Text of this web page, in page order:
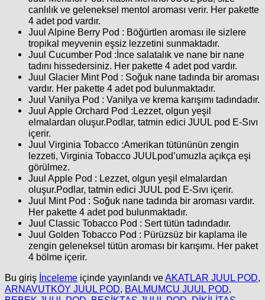
canlılık ve geleneksel mentol aroması verir. Her pakette
4 adet pod vardır.
Juul Alpine Berry Pod : Böğürtlen aroması ile sizlere
tropikal meyvenin eşsiz lezzetini sunmaktadır.
Juul Cucumber Pod :İnce salatalık ve nane bir nane
tadını hissedersiniz. Her pakette 4 adet pod vardır.
Juul Glacier Mint Pod : Soğuk nane tadında bir aroması
vardır. Her pakette 4 adet pod bulunmaktadır.
Juul Vanilya Pod : Vanilya ve krema karışımı tadındadır.
Juul Apple Orchard Pod :Lezzet, olgun yeşil
elmalardan oluşur.Podlar, tatmin edici JUUL pod E-Sıvı
içerir.
Juul Virginia Tobacco :Amerikan tütününün zengin
lezzeti, Virginia Tobacco JUULpod’umuzla açıkça eşi
görülmez.
Juul Apple Pod : Lezzet, olgun yeşil elmalardan
oluşur.Podlar, tatmin edici JUUL pod E-Sıvı içerir.
Juul Mint Pod : Soğuk nane tadında bir aroması vardır.
Her pakette 4 adet pod bulunmaktadır.
Juul Classic Tobacco Pod : Sert tütün tadındadır.
Juul Golden Tobacco Pod : Pürüzsüz bir kaplama ile
zengin geleneksel tütün aroması bir karışımı. Her paket
4 bölme içerir.
Bu giriş İnceleme içinde yayınlandı veAKATLAR JUUL POD,
ARNAVUTKÖY JUUL POD, BALMUMCU JUUL POD,